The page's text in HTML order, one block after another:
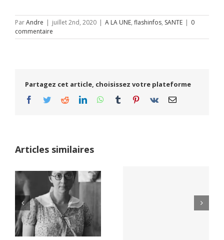
ParAndre | juillet 2nd, 2020 | A LA UNE, flashinfos, SANTE | 0
commentaire
Partagez cet article, choisissez votre plateforme
Facebook
TwitterRedditLinkedInWhatsApp
Tumblr Pinterest
Vk Email
Articles similaires
Netflix Field of
Dreams (1989)
Yaïr Golan : une